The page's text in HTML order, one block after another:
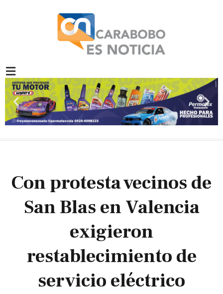
Previous
slide
Con protesta vecinos de
San Blas en Valencia
exigieron
restablecimiento de
servicio eléctrico